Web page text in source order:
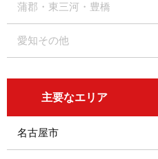
蒲郡・東三河・豊橋
愛知その他
主要なエリア
名古屋市